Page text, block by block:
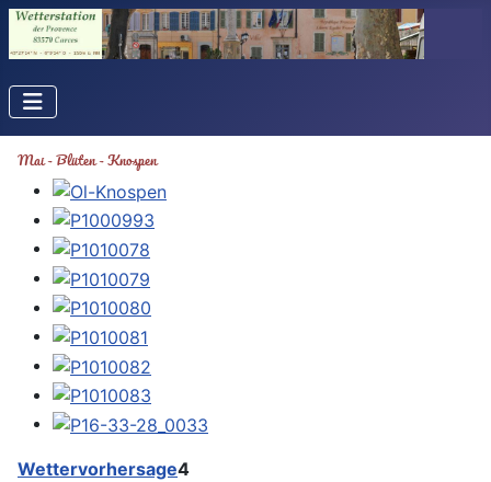
Wettervorhersage4
Mai - Blüten - Knospen